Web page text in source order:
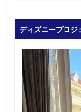
ディズニープロジ